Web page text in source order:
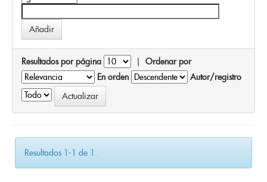
Resultados por página | Ordenar por
En orden
Autor/registro
Resultados 1-1 de 1.